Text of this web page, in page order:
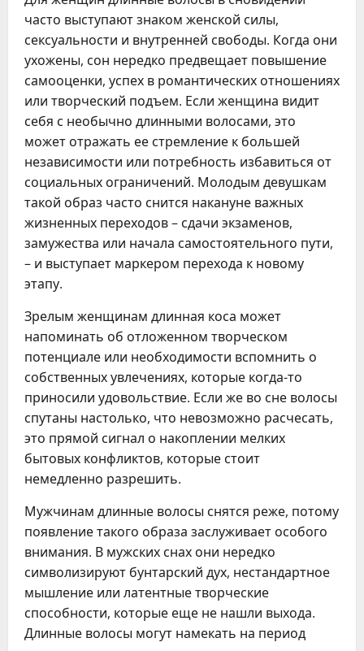
часто выступают знаком женской силы,
сексуальности и внутренней свободы. Когда они
ухожены, сон нередко предвещает повышение
самооценки, успех в романтических отношениях
или творческий подъем. Если женщина видит
себя с необычно длинными волосами, это
может отражать ее стремление к большей
независимости или потребность избавиться от
социальных ограничений. Молодым девушкам
такой образ часто снится накануне важных
жизненных переходов – сдачи экзаменов,
замужества или начала самостоятельного пути,
– и выступает маркером перехода к новому
этапу.
Зрелым женщинам длинная коса может
напоминать об отложенном творческом
потенциале или необходимости вспомнить о
собственных увлечениях, которые когда-то
приносили удовольствие. Если же во сне волосы
спутаны настолько, что невозможно расчесать,
это прямой сигнал о накоплении мелких
бытовых конфликтов, которые стоит
немедленно разрешить.
Мужчинам длинные волосы снятся реже, потому
появление такого образа заслуживает особого
внимания. В мужских снах они нередко
символизируют бунтарский дух, нестандартное
мышление или латентные творческие
способности, которые еще не нашли выхода.
Длинные волосы могут намекать на период